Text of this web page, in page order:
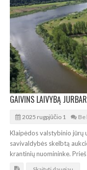
2025 rugpjūčio 1
Klaipėdos valstybinio jūrų
savivaldybės skelbtą
krantinių nuomininke.